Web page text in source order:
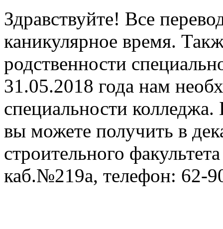
Здравствуйте! Все
каникулярное время.
родственности
31.05.2018 года нам
специальности
вы можете получить в
строительного
каб.№219а, телефон: 62-